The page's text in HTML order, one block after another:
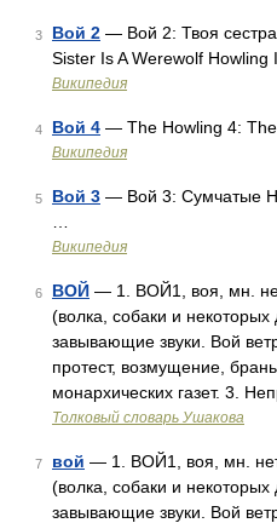
3 Вой 2 — Вой 2: Твоя
Sister Is A Werewolf Howling
Википедия
4 Вой 4 — The Howling 4:
Википедия
5 Вой 3 — Вой 3: Сумчатые
Википедия
6 ВОЙ — 1. ВОЙ1, воя, мн.
(волка, собаки и
завывающие звуки. Вой
протест, возмущение,
монархических газет. 3.
Толковый словарь Ушакова
7 вой — 1. ВОЙ1, воя, мн.
(волка, собаки и
завывающие звуки. Вой